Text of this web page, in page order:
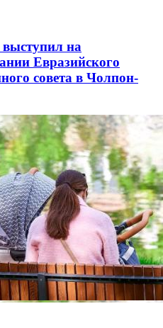
на
Евразийского
совета в Чолпон-